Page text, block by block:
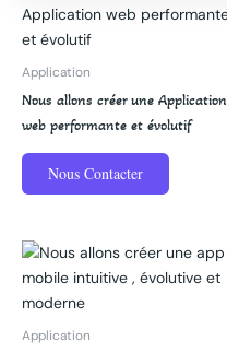
Application
Nous allons créer une Application
web performante et évolutif
Nous Contacter
Application